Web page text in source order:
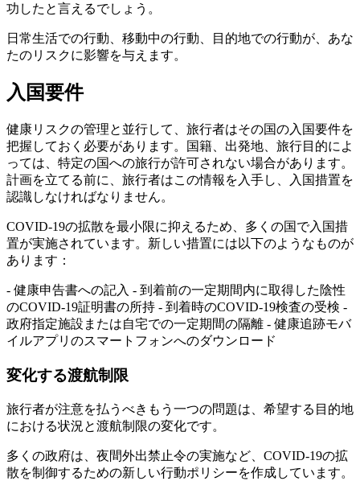
功したと言えるでしょう。
日常生活での行動、移動中の行動、目的地での行動が、あな
たのリスクに影響を与えます。
入国要件
健康リスクの管理と並行して、旅行者はその国の入国要件を
把握しておく必要があります。国籍、出発地、旅行目的によ
っては、特定の国への旅行が許可されない場合があります。
計画を立てる前に、旅行者はこの情報を入手し、入国措置を
認識しなければなりません。
COVID-19の拡散を最小限に抑えるため、多くの国で入国措
置が実施されています。新しい措置には以下のようなものが
あります：
- 健康申告書への記入 - 到着前の一定期間内に取得した陰性
のCOVID-19証明書の所持 - 到着時のCOVID-19検査の受検 -
政府指定施設または自宅での一定期間の隔離 - 健康追跡モバ
イルアプリのスマートフォンへのダウンロード
変化する渡航制限
旅行者が注意を払うべきもう一つの問題は、希望する目的地
における状況と渡航制限の変化です。
多くの政府は、夜間外出禁止令の実施など、COVID-19の拡
散を制御するための新しい行動ポリシーを作成しています。